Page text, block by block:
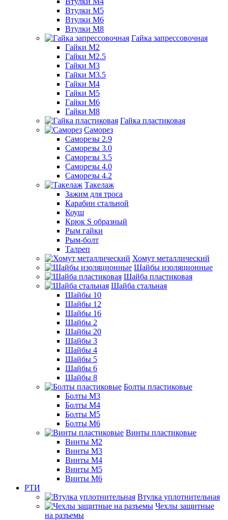
Втулки М5
Втулки М6
Втулки М8
Гайка запрессовочная
Гайки М2
Гайки М2.5
Гайки М3
Гайки М3.5
Гайки М4
Гайки М5
Гайки М6
Гайки М8
Гайка пластиковая
Саморез
Саморезы 2.9
Саморезы 3.0
Саморезы 3.5
Саморезы 4.0
Саморезы 4.2
Такелаж
Зажим для троса
Карабин стальной
Коуш
Крюк S образный
Рым гайки
Рым-болт
Талреп
Хомут металлический
Шайбы изоляционные
Шайба пластиковая
Шайба стальная
Шайбы 10
Шайбы 12
Шайбы 16
Шайбы 2
Шайбы 20
Шайбы 3
Шайбы 4
Шайбы 5
Шайбы 6
Шайбы 8
Болты пластиковые
Болты М3
Болты М4
Болты М5
Болты М6
Винты пластиковые
Винты М2
Винты М3
Винты М4
Винты М5
Винты М6
РТИ
Втулка уплотнительная
Чехлы защитные
на разъемы